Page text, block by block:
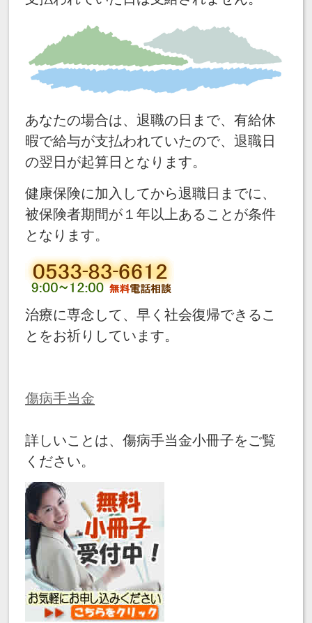
あなたの場合は、退職の日まで、有給休
暇で給与が支払われていたので、退職日
の翌日が起算日となります。
健康保険に加入してから退職日までに、
被保険者期間が１年以上あることが条件
となります。
治療に専念して、早く社会復帰できるこ
とをお祈りしています。
傷病手当金
詳しいことは、傷病手当金小冊子をご覧
ください。